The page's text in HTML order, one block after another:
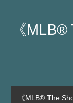
《
《MLB® The